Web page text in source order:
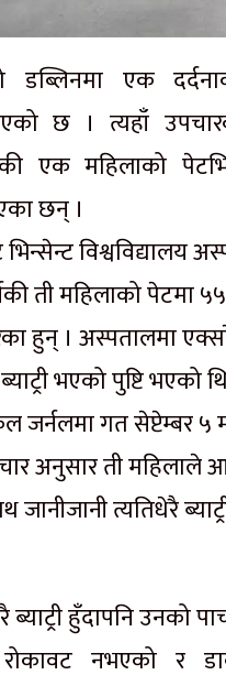
डब्लिनमा एक
छ । त्यहाँ
एक महिलाको
छन् ।
विश्वविद्यालय
ती महिलाको पेटमा
हुन् । अस्पतालमा
भएको पुष्टि भएको
जर्नलमा गत सेप्टेम्बर ५
अनुसार ती महिलाले
जानीजानी त्यतिधेरै
ब्याट्री हुँदापनि उनको
नभएको र